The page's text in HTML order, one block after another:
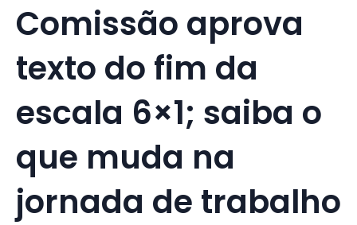
Comissão aprova
texto do fim da
escala 6×1; saiba o
que muda na
jornada de trabalho